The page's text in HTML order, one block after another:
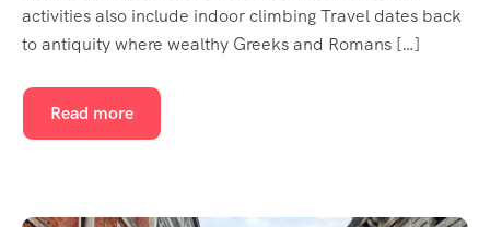
activities also include indoor climbing Travel dates back
to antiquity where wealthy Greeks and Romans […]
Read more